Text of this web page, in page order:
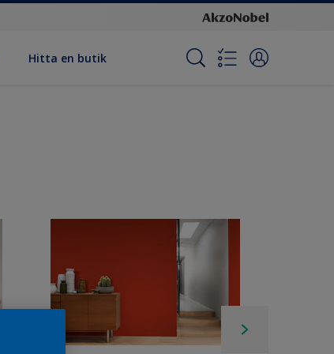
Hitta en butik